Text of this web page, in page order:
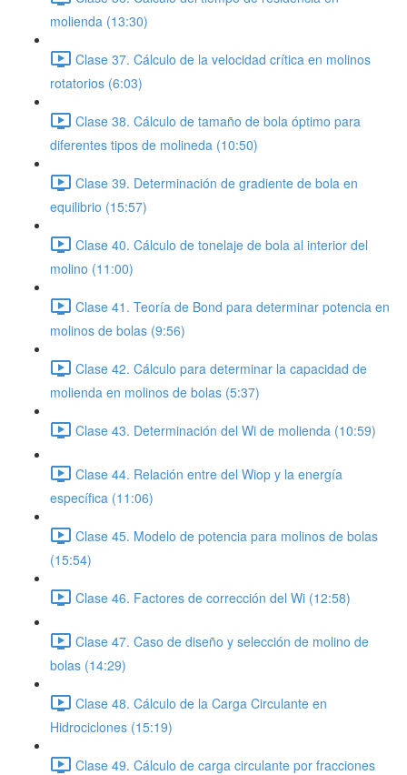
molienda (13:30)
Clase 37. Cálculo de la velocidad crítica en molinos
rotatorios (6:03)
Clase 38. Cálculo de tamaño de bola óptimo para
diferentes tipos de molineda (10:50)
Clase 39. Determinación de gradiente de bola en
equilibrio (15:57)
Clase 40. Cálculo de tonelaje de bola al interior del
molino (11:00)
Clase 41. Teoría de Bond para determinar potencia en
molinos de bolas (9:56)
Clase 42. Cálculo para determinar la capacidad de
molienda en molinos de bolas (5:37)
Clase 43. Determinación del Wi de molienda (10:59)
Clase 44. Relación entre del Wiop y la energía
específica (11:06)
Clase 45. Modelo de potencia para molinos de bolas
(15:54)
Clase 46. Factores de corrección del Wi (12:58)
Clase 47. Caso de diseño y selección de molino de
bolas (14:29)
Clase 48. Cálculo de la Carga Circulante en
Hidrociclones (15:19)
Clase 49. Cálculo de carga circulante por fracciones